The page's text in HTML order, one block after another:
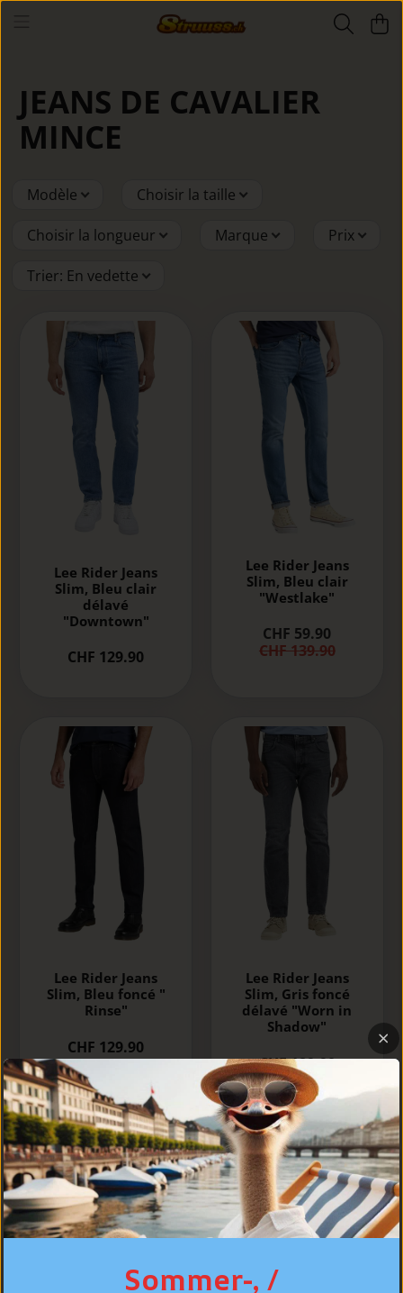
JEANS DE CAVALIER
MINCE
Modèle Choisir la taille
Choisir la longueur Marque Prix
Trier: En vedette
Lee Rider Jeans
Slim, Bleu clair
délavé
"Downtown"
CHF 129.90
Lee Rider Jeans
Slim, Bleu clair
"Westlake"
CHF 59.90
CHF 139.90
Lee Rider Jeans
Slim, Bleu foncé "
Rinse"
CHF 129.90
Lee Rider Jeans
Slim, Gris foncé
délavé "Worn in
Shadow"
CHF 129.90
Sommer-, /